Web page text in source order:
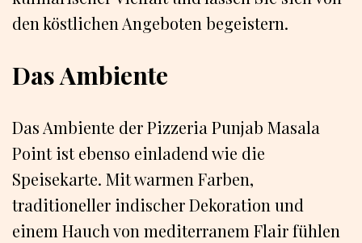
den köstlichen Angeboten begeistern.
Das Ambiente
Das Ambiente der Pizzeria Punjab Masala
Point ist ebenso einladend wie die
Speisekarte. Mit warmen Farben,
traditioneller indischer Dekoration und
einem Hauch von mediterranem Flair fühlen